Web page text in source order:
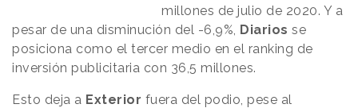
millones de julio de 2020. Y a
pesar de una disminución del -6,9%, Diarios se
posiciona como el tercer medio en el ranking de
inversión publicitaria con 36,5 millones.
Esto deja a Exterior fuera del podio, pese al